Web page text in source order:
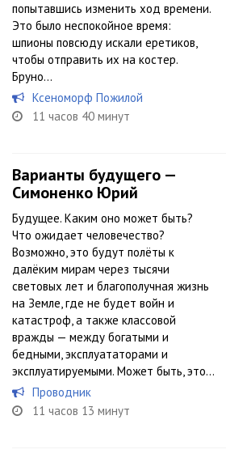
попытавшись изменить ход времени.
Это было неспокойное время:
шпионы повсюду искали еретиков,
чтобы отправить их на костер.
Бруно...
Ксеноморф Пожилой
11 часов 40 минут
Варианты будущего —
Симоненко Юрий
Будущее. Каким оно может быть?
Что ожидает человечество?
Возможно, это будут полёты к
далёким мирам через тысячи
световых лет и благополучная жизнь
на Земле, где не будет войн и
катастроф, а также классовой
вражды — между богатыми и
бедными, эксплуататорами и
эксплуатируемыми. Может быть, это...
Проводник
11 часов 13 минут